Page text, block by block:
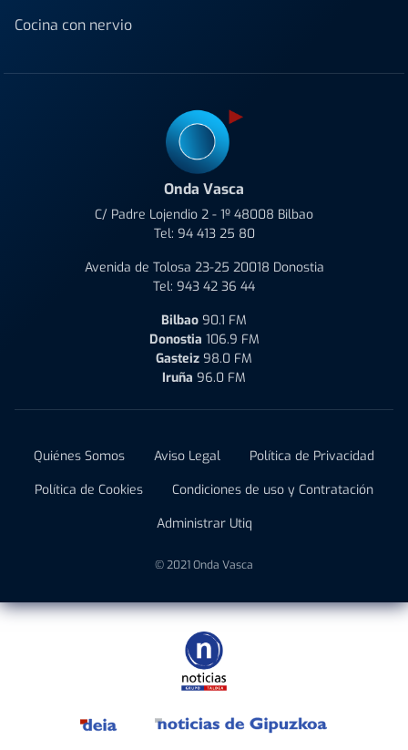
Cocina con nervio
Onda Vasca
C/ Padre Lojendio 2 - 1º 48008 Bilbao
Tel: 94 413 25 80
Avenida de Tolosa 23-25 20018 Donostia
Tel: 943 42 36 44
Bilbao 90.1 FM
Donostia 106.9 FM
Gasteiz 98.0 FM
Iruña 96.0 FM
Quiénes Somos Aviso Legal
Política de Privacidad
Política de Cookies
Condiciones de uso y Contratación
Administrar Utiq
© 2021 Onda Vasca